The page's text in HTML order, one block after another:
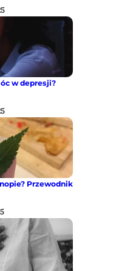
w depresji?
Przewodnik